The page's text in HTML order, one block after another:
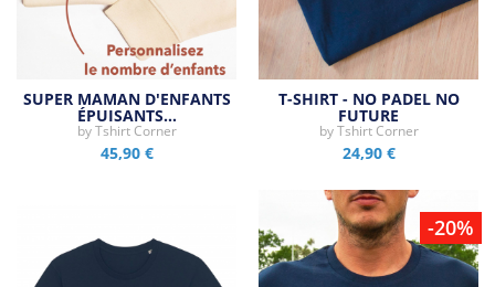
SUPER MAMAN D'ENFANTS
ÉPUISANTS…
byTshirt Corner
45,90 €
T-SHIRT - NO PADEL NO
FUTURE
byTshirt Corner
24,90 €
-20%